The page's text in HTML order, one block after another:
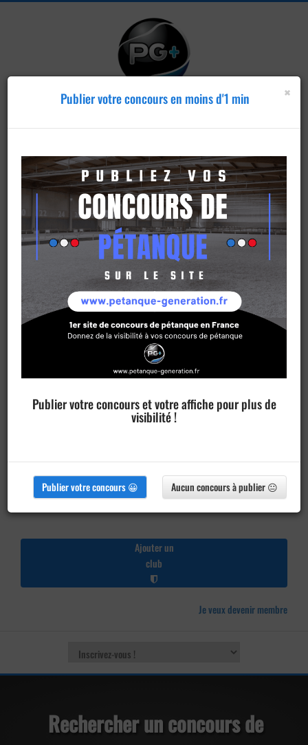
Publier un
concours
Ajouter un
club
Je veux devenir membre
Rechercher un concours de
×
Publier votre concours en moins d'1 min
Publier votre concours et votre affiche pour plus de
visibilité !
Publier votre concours 😀 Aucun concours à publier 😐